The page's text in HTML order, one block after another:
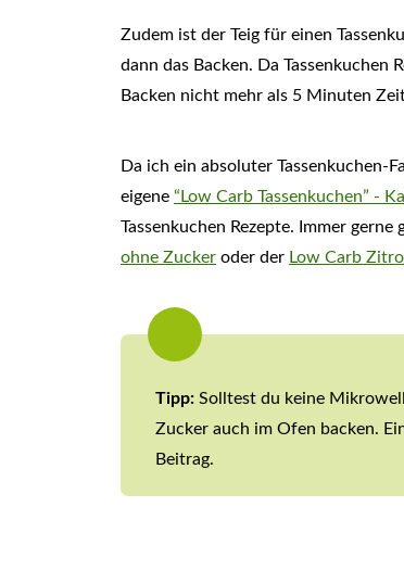
Zudem ist der Teig für einen
dann das Backen. Da
Backen nicht mehr als 5 Minuten
Da ich ein absoluter Tassenkuchen-
eigene “Low Carb Tassenkuchen” -
Tassenkuchen Rezepte. Immer
ohne Zucker oder der Low Carb
Tipp: Solltest du keine
Zucker auch im Ofen backen.
Beitrag.